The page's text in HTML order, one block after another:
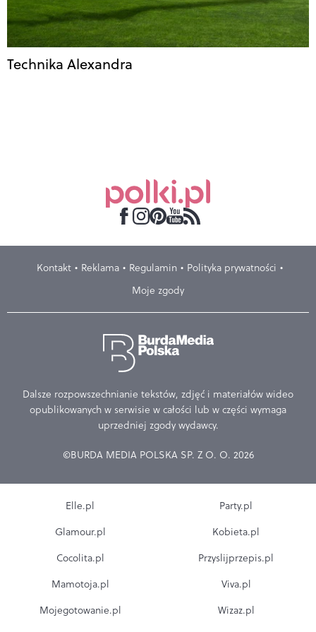
Technika Alexandra
Kontakt Reklama Regulamin
Polityka prywatności
Moje zgody
Dalsze rozpowszechnianie tekstów, zdjęć i materiałów wideo
opublikowanych w serwisie w całości lub w części wymaga
uprzedniej zgody wydawcy.
©BURDA MEDIA POLSKA SP. Z O. O. 2026
Elle.pl
Glamour.pl
Cocolita.pl
Mamotoja.pl
Mojegotowanie.pl
Party.pl
Kobieta.pl
Przyslijprzepis.pl
Viva.pl
Wizaz.pl